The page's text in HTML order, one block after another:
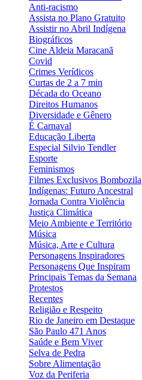
Anti-racismo
Assista no Plano Gratuito
Assistir no Abril Indígena
Biográficos
Cine Aldeia Maracanã
Covid
Crimes Verídicos
Curtas de 2 a 7 min
Década do Oceano
Direitos Humanos
Diversidade e Gênero
É Carnaval
Educação Liberta
Especial Silvio Tendler
Esporte
Feminismos
Filmes Exclusivos Bombozila
Indígenas: Futuro Ancestral
Jornada Contra Violência
Justiça Climática
Meio Ambiente e Território
Música
Música, Arte e Cultura
Personagens Inspiradores
Personagens Que Inspiram
Principais Temas da Semana
Protestos
Recentes
Religião e Respeito
Rio de Janeiro em Destaque
São Paulo 471 Anos
Saúde e Bem Viver
Selva de Pedra
Sobre Alimentação
Voz da Periferia